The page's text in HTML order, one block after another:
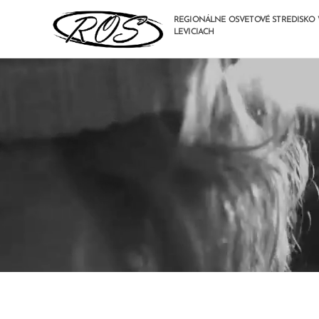
REGIONÁLNE OSVETOVÉ STREDISKO
LEVICIACH